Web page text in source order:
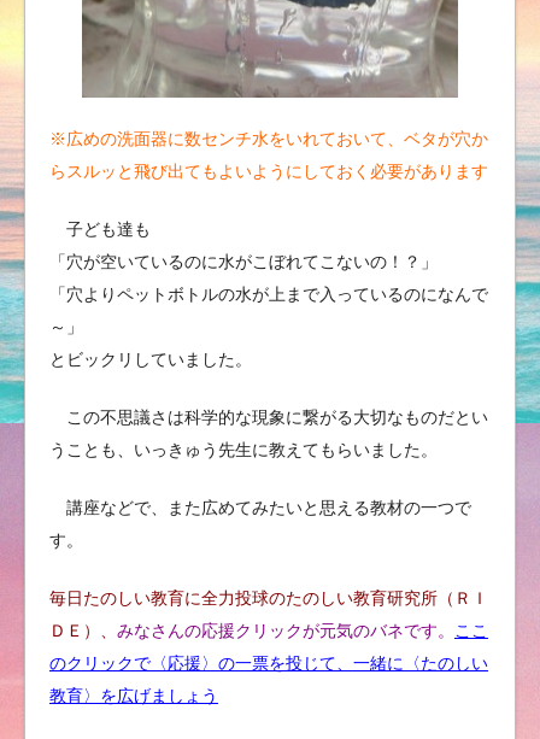
※広めの洗面器に数センチ水をいれておいて、ベタが穴か
らスルッと飛び出てもよいようにしておく必要があります
子ども達も
「穴が空いているのに水がこぼれてこないの ！？ 」
「穴よりペットボトルの水が上まで入っているのになんで
～」
とビックリしていました。
この不思議さは科学的な現象に繋がる大切なものだとい
うことも、いっきゅう先生に教えてもらいました。
講座などで、また広めてみたいと思える教材の一つで
す。
毎日たのしい教育に全力投球のたのしい教育研究所（ＲＩ
ＤＥ）、 みなさんの応援クリックが元気のバネです。 ここ
のクリックで〈応援〉の一票を投じて、 一緒に〈たのしい
教育〉を広げましょう